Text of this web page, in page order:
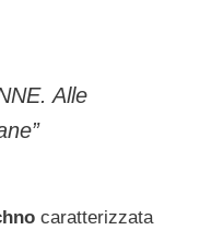
Alle
caratterizzata